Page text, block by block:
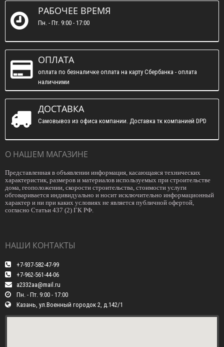
РАБОЧЕЕ ВРЕМЯ
Пн. - Пт. 9:00 - 17:00
ОПЛАТА
оплата по безналичке оплата на карту Сбербанка - оплата
наличними
ДОСТАВКА
Самовывоз из офиса компании. Доставка тк компанией DPD
О НАШЕМ МАГАЗИНЕ
Представленная в объявлении информация, касающаяся технических
характеристик, размеров и материалов используемых при строительстве
дома, геоположении, скорости строительства, стоимости услуги
обговаривается индивидуально и носит исключительно информационный
характер и ни при каких условиях не является публичной офертой,
согласно Статьи 437 (2) ГК РФ.
НАШИ КОНТАКТЫ
+7-937-582-47-99
+7-962-561-44-06
a2332aa@mail.ru
Пн. - Пт. 9:00 - 17:00
Казань, ул.Военный городок 2, д.142/1